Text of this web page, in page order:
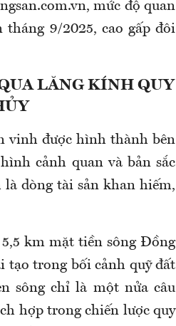
mức độ quan
9/2025, cao gấp đôi
LĂNG KÍNH QUY
vinh được hình thành bên
cảnh quan và bản sắc
là dòng tài sản khan hiếm,
km mặt tiền sông Đồng
tạo trong bối cảnh quỹ đất
sông chỉ là một nửa câu
hợp trong chiến lược quy